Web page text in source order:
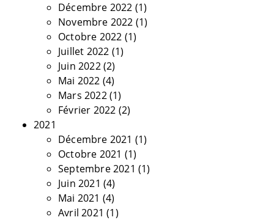
Décembre 2022 (1)
Novembre 2022 (1)
Octobre 2022 (1)
Juillet 2022 (1)
Juin 2022(2)
Mai 2022 (4)
Mars 2022(1)
Février 2022 (2)
2021
Décembre 2021 (1)
Octobre 2021 (1)
Septembre 2021 (1)
Juin 2021 (4)
Mai 2021 (4)
Avril 2021 (1)